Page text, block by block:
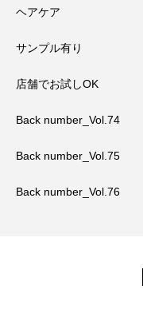
ヘアケア
サンプル有り
店舗でお試しOK
Back number_Vol.74
Back number_Vol.75
Back number_Vol.76